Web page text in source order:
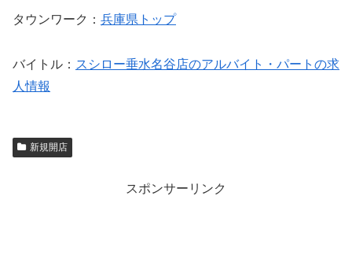
タウンワーク： 兵庫県トップ
バイトル： スシロー垂水名谷店のアルバイト・パートの求
人情報
新規開店
スポンサーリンク